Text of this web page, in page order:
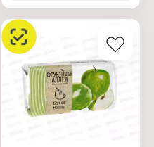
Характеристики:
Производитель: Nefis
Cosmetics
Тип товара: Мыло
Назначение: туалетное
Название: "Земляничное"
Вес: 160 г